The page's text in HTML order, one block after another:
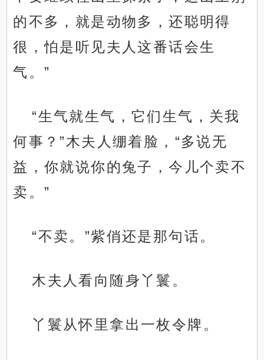
的不多，就是动物多，还聪明得
很，怕是听见夫人这番话会生
气。”
“生气就生气，它们生气，关我
何事？”木夫人绷着脸，“多说无
益，你就说你的兔子，今儿个卖不
卖。”
“不卖。”紫俏还是那句话。
木夫人看向随身丫鬟。
丫鬟从怀里拿出一枚令牌。